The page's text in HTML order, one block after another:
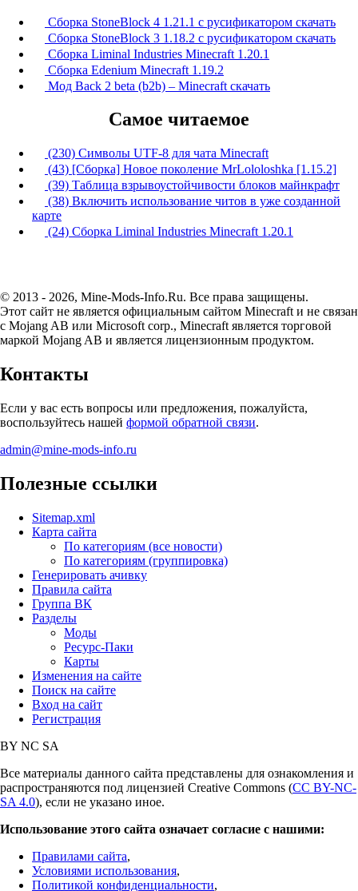
Сборка StoneBlock 4 1.21.1 с русификатором скачать
Сборка StoneBlock 3 1.18.2 с русификатором скачать
Сборка Liminal Industries Minecraft 1.20.1
Сборка Edenium Minecraft 1.19.2
Мод Back 2 beta (b2b) – Minecraft скачать
Самое читаемое
(230) Символы UTF-8 для чата Minecraft
(43) [Сборка] Новое поколение MrLololoshka [1.15.2]
(39) Таблица взрывоустойчивости блоков майнкрафт
(38) Включить использование читов в уже созданной
карте
(24) Сборка Liminal Industries Minecraft 1.20.1
© 2013 - 2026, Mine-Mods-Info.Ru. Все права защищены.
Этот сайт не является официальным сайтом Minecraft и не связан
с Mojang AB или Microsoft corp., Minecraft является торговой
маркой Mojang AB и является лицензионным продуктом.
Контакты
Если у вас есть вопросы или предложения, пожалуйста,
воспользуйтесь нашей формой обратной связи.
admin@mine-mods-info.ru
Полезные ссылки
Sitemap.xml
Карта сайта
По категориям (все новости)
По категориям (группировка)
Генерировать ачивку
Правила сайта
Группа ВК
Разделы
Моды
Ресурс-Паки
Карты
Изменения на сайте
Поиск на сайте
Вход на сайт
Регистрация
BY NC SA
Все материалы данного сайта представлены для ознакомления и
распространяются под лицензией Creative Commons (CC BY-NC-
SA 4.0), если не указано иное.
Использование этого сайта означает согласие с нашими:
Правилами сайта,
Условиями использования,
Политикой конфиденциальности,